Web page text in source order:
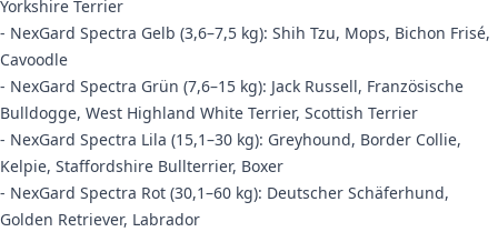
Yorkshire Terrier
- NexGard Spectra Gelb (3,6–7,5 kg): Shih Tzu, Mops, Bichon Frisé,
Cavoodle
- NexGard Spectra Grün (7,6–15 kg): Jack Russell, Französische
Bulldogge, West Highland White Terrier, Scottish Terrier
- NexGard Spectra Lila (15,1–30 kg): Greyhound, Border Collie,
Kelpie, Staffordshire Bullterrier, Boxer
- NexGard Spectra Rot (30,1–60 kg): Deutscher Schäferhund,
Golden Retriever, Labrador